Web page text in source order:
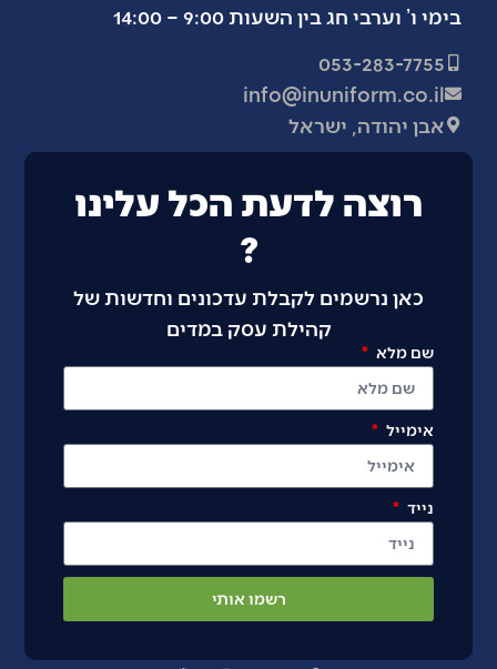
בימי ו’ וערבי חג בין השעות 9:00 – 14:00
053-283-7755
info@inuniform.co.il
אבן יהודה, ישראל
רוצה לדעת הכל עלינו
?
כאן נרשמים לקבלת עדכונים וחדשות של
קהילת עסק במדים
שם מלא
אימייל
נייד
רשמו אותי